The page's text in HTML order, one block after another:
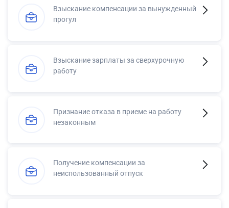
Взыскание компенсации за вынужденный
прогул
Взыскание зарплаты за сверхурочную
работу
Признание отказа в приеме на работу
незаконным
Получение компенсации за
неиспользованный отпуск